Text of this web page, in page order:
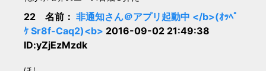
22 名前： 非通知さん＠アプリ起動中 </b>(ｵｯﾍﾟ
ｹ Sr8f-Caq2)<b> 2016-09-02 21:49:38
ID:yZjEzMzdk